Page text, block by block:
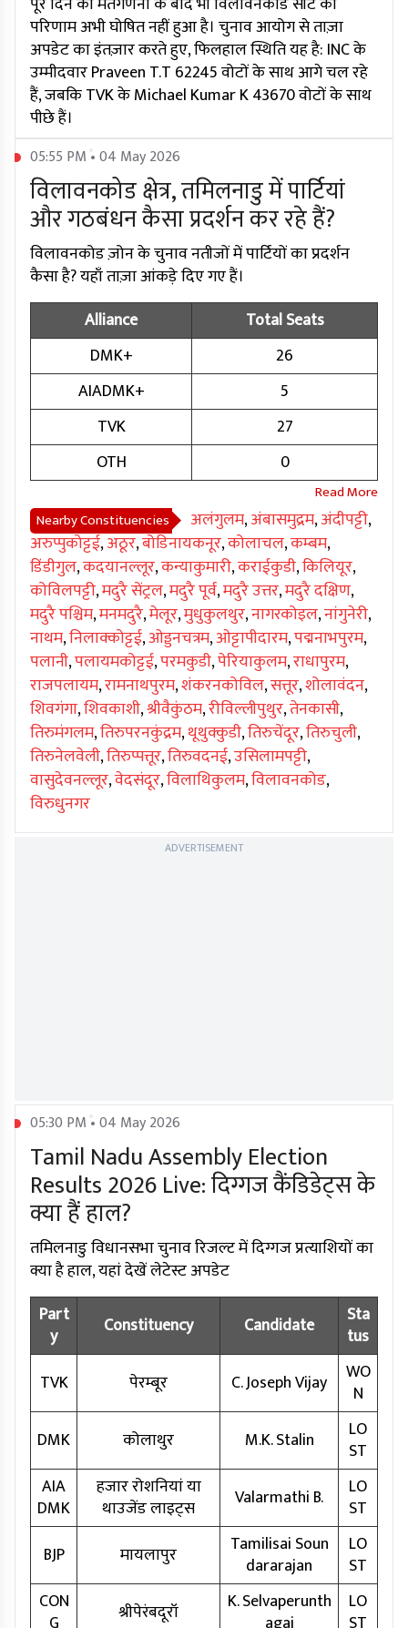
परिणाम अभी घोषित नहीं हुआ है। चुनाव आयोग से ताज़ा
अपडेट का इंतज़ार करते हुए, फिलहाल स्थिति यह है: INC के
उम्मीदवार Praveen T.T 62245 वोटों के साथ आगे चल रहे
हैं, जबकि TVK के Michael Kumar K 43670 वोटों के साथ
पीछे हैं।
05:55 PM • 04 May 2026
विलावनकोड क्षेत्र, तमिलनाडु में पार्टियां
और गठबंधन कैसा प्रदर्शन कर रहे हैं?
विलावनकोड ज़ोन के चुनाव नतीजों में पार्टियों का प्रदर्शन
कैसा है? यहाँ ताज़ा आंकड़े दिए गए हैं।
Alliance
Total Seats
DMK+
26
AIADMK+
5
TVK
27
OTH
0
Nearby Constituencies अलंगुलम,अंबासमुद्रम,अंदीपट्टी,
अरुप्पुकोट्टई,अठूर,बोडिनायकनूर,कोलाचल,कम्बम,
डिंडीगुल,कदयानल्लूर,कन्याकुमारी,कराईकुडी,किलियूर,
कोविलपट्टी,मदुरै सेंट्रल,मदुरै पूर्व,मदुरै उत्तर,मदुरै दक्षिण,
मदुरै पश्चिम,मनमदुरै,मेलूर,मुधुकुलथुर,नागरकोइल,नांगुनेरी,
नाथम,निलाक्कोट्टई,ओड्डनचत्रम,ओट्टापीदारम,पद्मनाभपुरम,
पलानी,पलायमकोट्टई,परमकुडी,पेरियाकुलम,राधापुरम,
राजपलायम,रामनाथपुरम,शंकरनकोविल,सत्तूर,शोलावंदन,
शिवगंगा,शिवकाशी,श्रीवैकुंठम,रीविल्लीपुथुर,तेनकासी,
तिरुमंगलम,तिरुपरनकुंद्रम,थूथुक्कुडी,तिरुचेंदूर,तिरुचुली,
तिरुनेलवेली,तिरुप्पत्तूर,तिरुवदनई,उसिलामपट्टी,
वासुदेवनल्लूर,वेदसंदूर,विलाथिकुलम,विलावनकोड,
विरुधुनगर
ADVERTISEMENT
05:30 PM • 04 May 2026
Tamil Nadu Assembly Election
Results 2026 Live: दिग्गज कैंडिडेट्स के
क्या हैं हाल?
तमिलनाडु विधानसभा चुनाव रिजल्ट में दिग्गज प्रत्याशियों का
क्या है हाल, यहां देखें लेटेस्ट अपडेट
Part
y
Constituency Candidate
Sta
tus
TVK
पेरम्बूर C. Joseph Vijay
WO
N
DMK
कोलाथुर M.K. Stalin
LO
ST
AIA
DMK
हजार रोशनियां या
थाउजेंड लाइट्स
Valarmathi B.
LO
ST
BJP
मायलापुर
Tamilisai Soun
dararajan
LO
ST
CON
श्रीपेरंबदूरॉ
K. Selvaperunth
LO